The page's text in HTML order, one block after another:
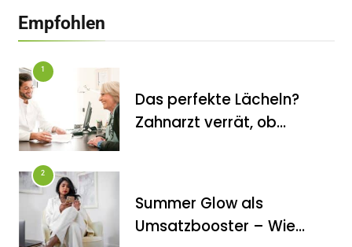
Empfohlen
1
Das perfekte Lächeln?
Zahnarzt verrät, ob
2
Summer Glow als
Umsatzbooster – Wie
FITNESS